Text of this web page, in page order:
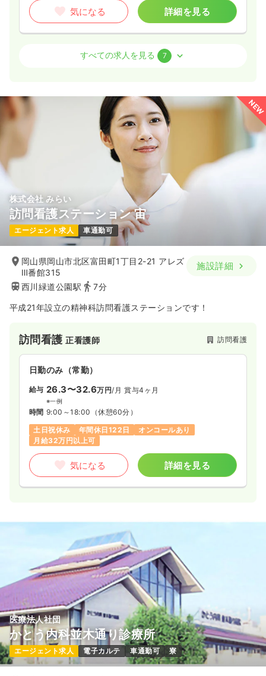
気になる 詳細を見る
正・准看護師
賞与3.7ヶ月
（休憩60分）
4週8休以上 第二新卒可
詳細を見る
外来正看護師
日勤のみ（常勤）
給与 23.9万円 /月 賞与3.7ヶ月
※経験5年の例
時間 9:00～18:00
月給38万円以上可
30.3
※経験5年の例
時間 9:00～18:00（休憩60分）
4週8休以上
ブランク可
気になる 詳細を見る
日勤のみ（パート） 一時募集休止
1,500
円〜
9:00～18:00（休憩60分）
ブランク可
第二新卒可 時給1,500円以上可
気になる 詳細を見る
オペ室(手術室)正看護師 一般病院
一時募集休止
すべての求人を見る 7
NEW
株式会社 みらい
訪問看護ステーション 宙
エージェント求人 車通勤可
岡山県岡山市北区富田町1丁目2-21 アレズ
Ⅲ番館315
西川緑道公園駅
7分
施設詳細
平成21年設立の精神科訪問看護ステーションです！
訪問看護正看護師 訪問看護
日勤のみ（常勤）
給与 26.3〜32.6万円/月 賞与4ヶ月
※一例
時間 9:00～18:00 （休憩60分）
土日祝休み
年間休日122日
オンコールあり
月給32万円以上可
気になる 詳細を見る
医療法人社団
かとう内科並木通り診療所
エージェント求人 電子カルテ 車通勤可 寮